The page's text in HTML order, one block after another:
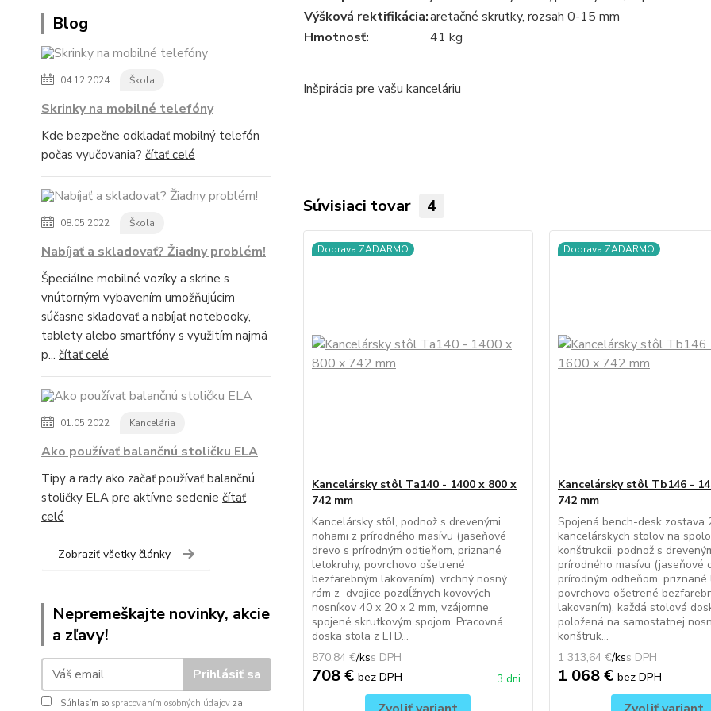
Blog
04.12.2024 Škola
Skrinky na mobilné telefóny
Kde bezpečne odkladať mobilný telefón
počas vyučovania? čítať celé
08.05.2022 Škola
Nabíjať a skladovať? Žiadny problém!
Špeciálne mobilné vozíky a skrine s
vnútorným vybavením umožňujúcim
súčasne skladovať a nabíjať notebooky,
tablety alebo smartfóny s využitím najmä
p... čítať celé
01.05.2022 Kancelária
Ako používať balančnú stoličku ELA
Tipy a rady ako začať používať balančnú
stoličky ELA pre aktívne sedenie čítať
celé
Zobraziť všetky články
Nepremeškajte novinky, akcie
a zľavy!
Prihlásiť sa
Súhlasím so spracovaním osobných údajov za
Výšková rektifikácia:aretačné skrutky, rozsah 0-15 mm
Hmotnosť:
41 kg
Inšpirácia pre vašu kanceláriu
Súvisiaci tovar 4
Doprava ZADARMO
Kancelársky stôl Ta140 - 1400 x 800 x
742 mm
Kancelársky stôl, podnož s drevenými
nohami z prírodného masívu (jaseňové
drevo s prírodným odtieňom, priznané
letokruhy, povrchovo ošetrené
bezfarebným lakovaním), vrchný nosný
rám z dvojice pozdĺžnych kovových
nosníkov 40 x 20 x 2 mm, vzájomne
spojené skrutkovým spojom. Pracovná
doska stola z LTD...
870,84 €/ks
708 € bez DPH 3 dni
Doprava ZADARMO
Kancelársky stôl Tb146 -
742 mm
Spojená bench-desk zostava
kancelárskych stolov na
konštrukcii, podnož s
prírodného masívu (jaseňové
prírodným odtieňom, priznané
povrchovo ošetrené
lakovaním), každá stolová
položená na samostatnej
konštruk...
1 313,64 €/ks
1 068 € bez DPH